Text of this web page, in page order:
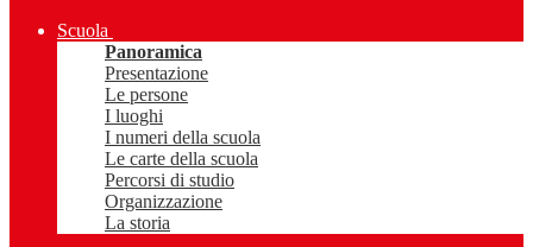
Scuola
Panoramica
Presentazione
Le persone
I luoghi
I numeri della scuola
Le carte della scuola
Percorsi di studio
Organizzazione
La storia